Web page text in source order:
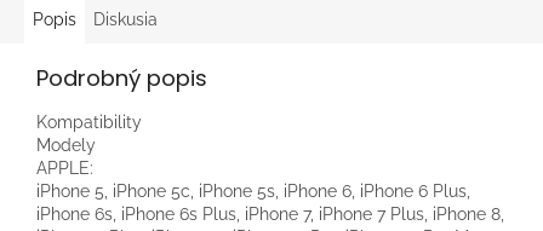
Popis Diskusia
Podrobný popis
Kompatibility
Modely
APPLE:
iPhone 5, iPhone 5c, iPhone 5s, iPhone 6, iPhone 6 Plus,
iPhone 6s, iPhone 6s Plus, iPhone 7, iPhone 7 Plus, iPhone 8,